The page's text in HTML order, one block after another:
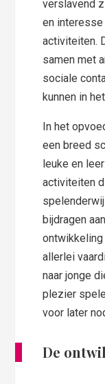
verslavend
en
activiteiten.
samen met
sociale
kunnen in
In het
een breed
leuke en
activiteiten
bijdragen
ontwikkeling
allerlei
naar jonge
plezier
voor later
De